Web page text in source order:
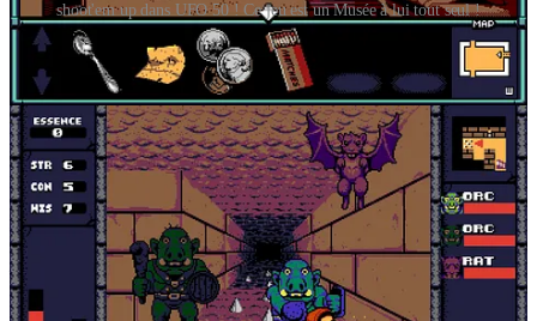
shoot'em up dans UFO 50 ! Ce jeu est un Musée à lui tout seul !
Nous sommes gâté(e)s. Cette année 2024 a été une nouvelle fois
marquée par la sortie d’innombrables jeux indépendants d’une
qualité ébouriffante. Qu’ils émulent des genres du passé pour les
garder vivants, tout en rendant un hommage direct à de vieux
classiques, comme le faitLoco Motive… Ou qu’ils proposent au
contraire des hybridations et des concepts novateurs, les jeuxindie
sont une source inépuisable de satisfaction vidéoludique.
Pour en savoir plus surUFO 50, je vous encourage à écouter l’un
des derniers épisodes du podcast montréalais Le Grand Rattrapage.
Et ne ratez pas
les émissions hebdomadaires d’Origami grâce
auxquelles j’ai pu découvrirLoco Motiveet bien d’autres perles
indés venues allonger ma pile of shame !